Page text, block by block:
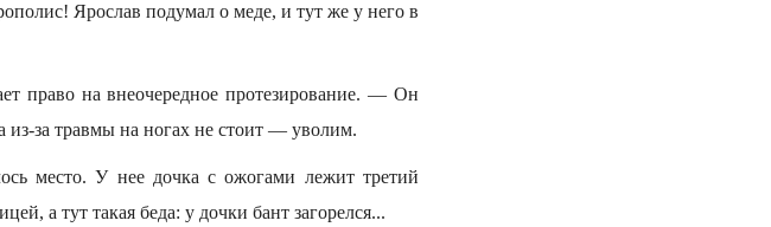
Ярослав подумал о меде, и тут же у него в
право на внеочередное протезирование. — Он
за травмы на ногах не стоит — уволим.
место. У нее дочка с ожогами лежит третий
а тут такая беда: у дочки бант загорелся...